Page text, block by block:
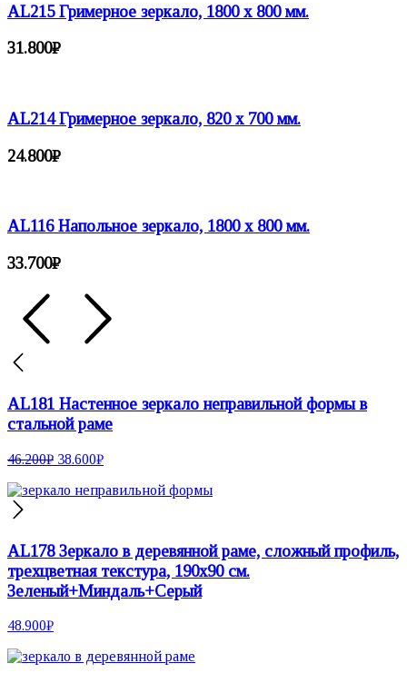
AL215 Гримерное зеркало, 1800 х 800 мм.
31.800₽
AL214 Гримерное зеркало, 820 х 700 мм.
24.800₽
AL116 Напольное зеркало, 1800 х 800 мм.
33.700₽
AL181 Настенное зеркало неправильной формы в
стальной раме
46.200₽ 38.600₽
AL178 Зеркало в деревянной раме, сложный профиль,
трехцветная текстура, 190х90 см.
Зеленый+Миндаль+Серый
48.900₽